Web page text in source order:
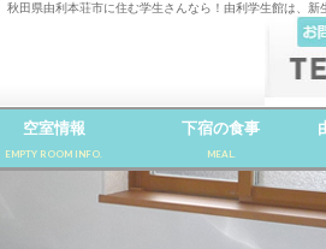
秋田県由利本荘市に住む学生さんなら！由利学生館は、
空室情報
EMPTY ROOM INFO.
下宿の食事
MEAL.